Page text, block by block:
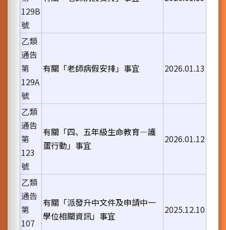
129B
號
乙類
通告
第
129A
號
有關「老師病假安排」事宜 2026.01.13
乙類
通告
第
123
號
有關「四、五年級生命教育—護
蛋行動」事宜
2026.01.12
乙類
通告
第
107
有關「派發升中文件及申請中一
學位相關資訊」事宜
2025.12.10